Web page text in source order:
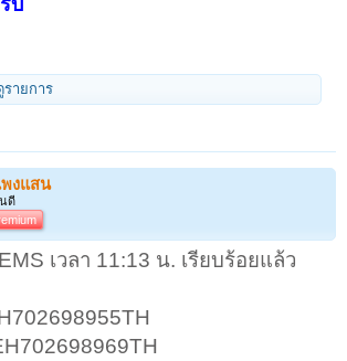
บ
รายการ
งแสน
ดี
เวลา 11:13 น. เรียบร้อยแล้ว